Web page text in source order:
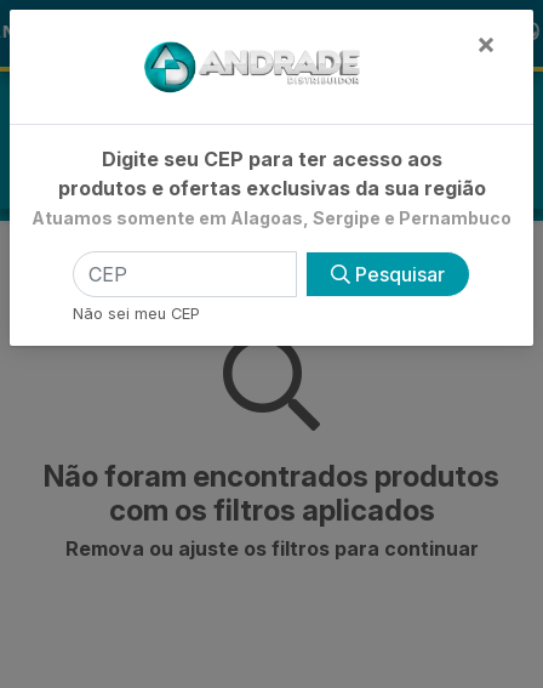
ALOHA 🪞
PEDIGREE
VOLTAR
INÍCIO PEDIGREE
Não foram encontrados produtos
com os filtros aplicados
Remova ou ajuste os filtros para continuar
×
Digite seu CEP para ter acesso aos
produtos e ofertas exclusivas da sua região
Atuamos somente em Alagoas, Sergipe e Pernambuco
Pesquisar
Não sei meu CEP